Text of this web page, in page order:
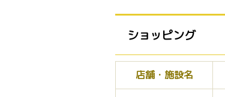
ショッピング
店舗・施設名